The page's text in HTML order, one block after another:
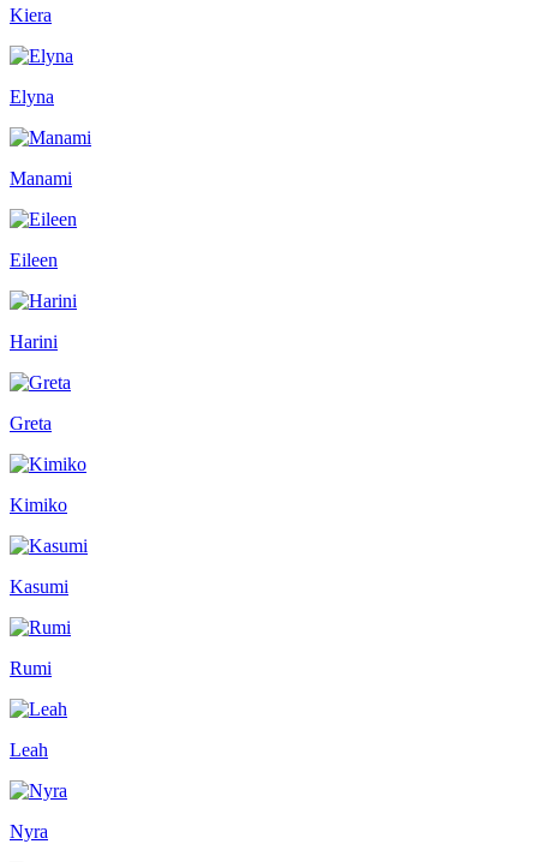
Kiera
Elyna
Manami
Eileen
Harini
Greta
Kimiko
Kasumi
Rumi
Leah
Nyra